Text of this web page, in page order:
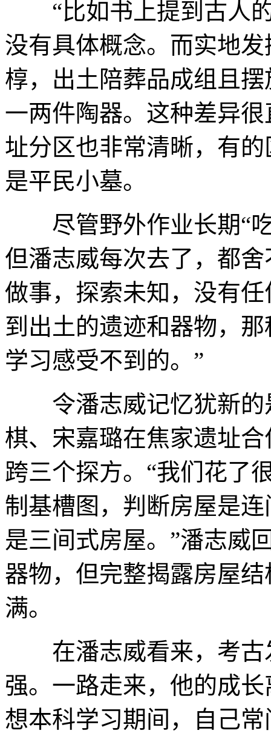
“比如书上提到古人的
没有具体概念。而实地
椁，出土陪葬品成组且
一两件陶器。这种差异
址分区也非常清晰，有
是平民小墓。
尽管野外作业长期“吃
但潘志威每次去了，都
做事，探索未知，没有
到出土的遗迹和器物，
学习感受不到的。”
令潘志威记忆犹新的
棋、宋嘉璐在焦家遗址
跨三个探方。“我们花了
制基槽图，判断房屋是
是三间式房屋。”潘志威
器物，但完整揭露房屋
满。
在潘志威看来，考古
强。一路走来，他的成
想本科学习期间，自己